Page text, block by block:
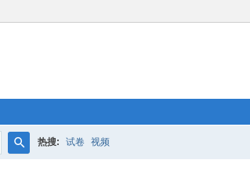
热搜: 试卷 视频